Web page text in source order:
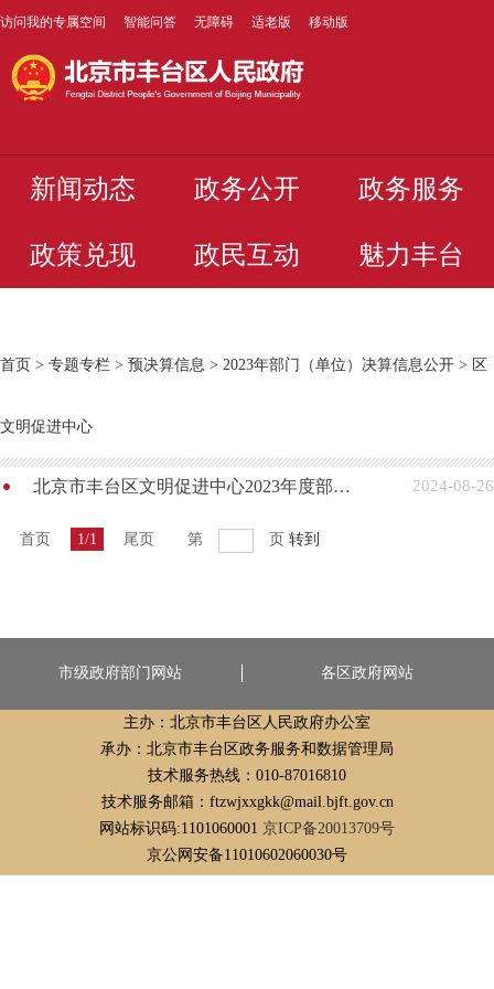
访问我的专属空间 智能问答 无障碍 适老版 移动版
新闻动态 政务公开 政务服务
政策兑现 政民互动 魅力丰台
首页 > 专题专栏 > 预决算信息 > 2023年部门（单位）决算信息公开 > 区
文明促进中心
北京市丰台区文明促进中心2023年度部门决算公开 2024-08-26
首页 1/1 尾页 第 页 转到
市级政府部门网站 各区政府网站
主办：北京市丰台区人民政府办公室
承办：北京市丰台区政务服务和数据管理局
技术服务热线：010-87016810
技术服务邮箱：ftzwjxxgkk@mail.bjft.gov.cn
网站标识码:1101060001 京ICP备20013709号
京公网安备11010602060030号